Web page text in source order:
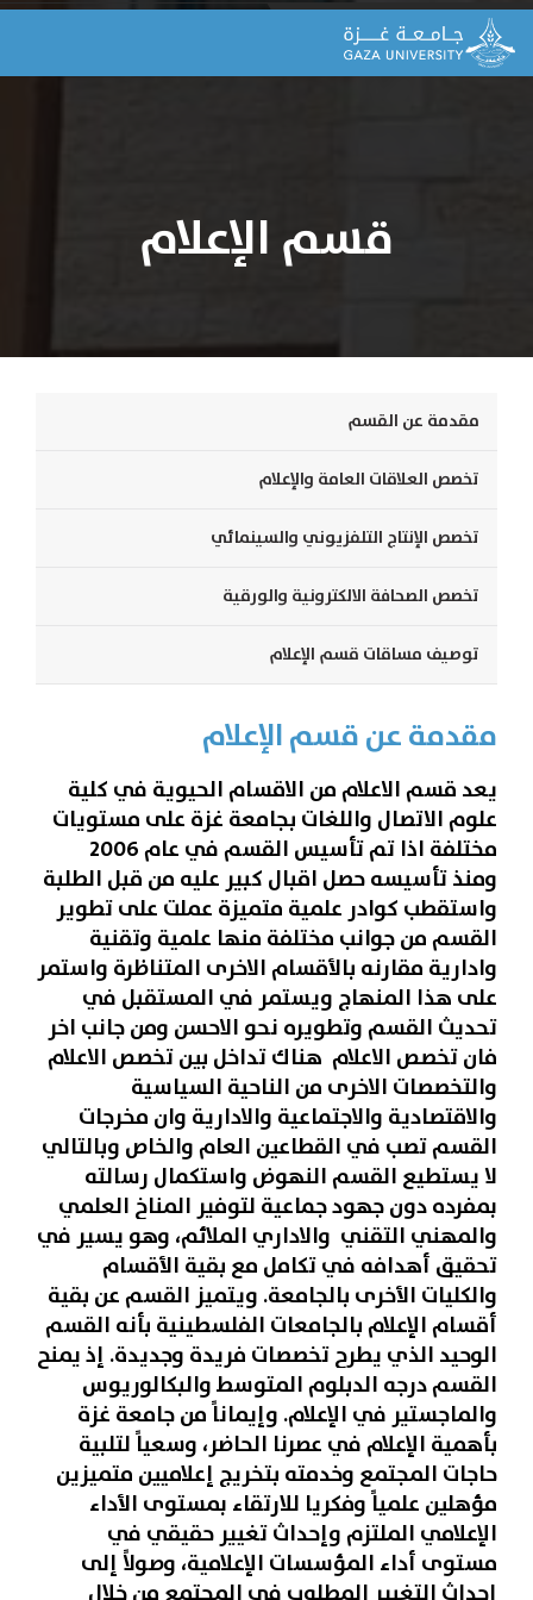
قسم الإعلام
مقدمة عن القسم
تخصص العلاقات العامة والإعلام
تخصص الإنتاج التلفزيوني والسينمائي
تخصص الصحافة الالكترونية والورقية
توصيف مساقات قسم الإعلام
مقدمة عن قسم الإعلام
يعد قسم الاعلام من الاقسام الحيوية في كلية
علوم الاتصال واللغات بجامعة غزة على مستويات
ومنذ تأسيسه حصل اقبال كبير عليه من قبل الطلبة
واستقطب كوادر علمية متميزة عملت على تطوير
القسم من جوانب مختلفة منها علمية وتقنية
وادارية مقارنه بالأقسام الاخرى المتناظرة واستمر
على هذا المنهاج ويستمر في المستقبل في
تحديث القسم وتطويره نحو الاحسن ومن جانب اخر
فان تخصص الاعلام هناك تداخل بين تخصص الاعلام
والتخصصات الاخرى من الناحية السياسية
والاقتصادية والاجتماعية والادارية وان مخرجات
القسم تصب في القطاعين العام والخاص وبالتالي
لا يستطيع القسم النهوض واستكمال رسالته
بمفرده دون جهود جماعية لتوفير المناخ العلمي
والمهني التقني والاداري الملائم، وهو يسير في
تحقيق أهدافه في تكامل مع بقية الأقسام
والكليات الأخرى بالجامعة. ويتميز القسم عن بقية
أقسام الإعلام بالجامعات الفلسطينية بأنه القسم
الوحيد الذي يطرح تخصصات فريدة وجديدة. إذ يمنح
القسم درجه الدبلوم المتوسط والبكالوريوس
والماجستير في الإعلام. وإيماناً من جامعة غزة
بأهمية الإعلام في عصرنا الحاضر، وسعياً لتلبية
حاجات المجتمع وخدمته بتخريج إعلاميين متميزين
مؤهلين علمياً وفكريا للارتقاء بمستوى الأداء
الإعلامي الملتزم وإحداث تغيير حقيقي في
مستوى أداء المؤسسات الإعلامية، وصولاً إلى